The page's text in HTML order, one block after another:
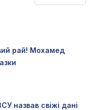
рай! Мохамед
назвав свіжі дані